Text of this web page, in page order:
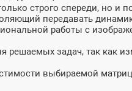
строго спереди, но
передавать
работы с
решаемых задач, так как
выбираемой